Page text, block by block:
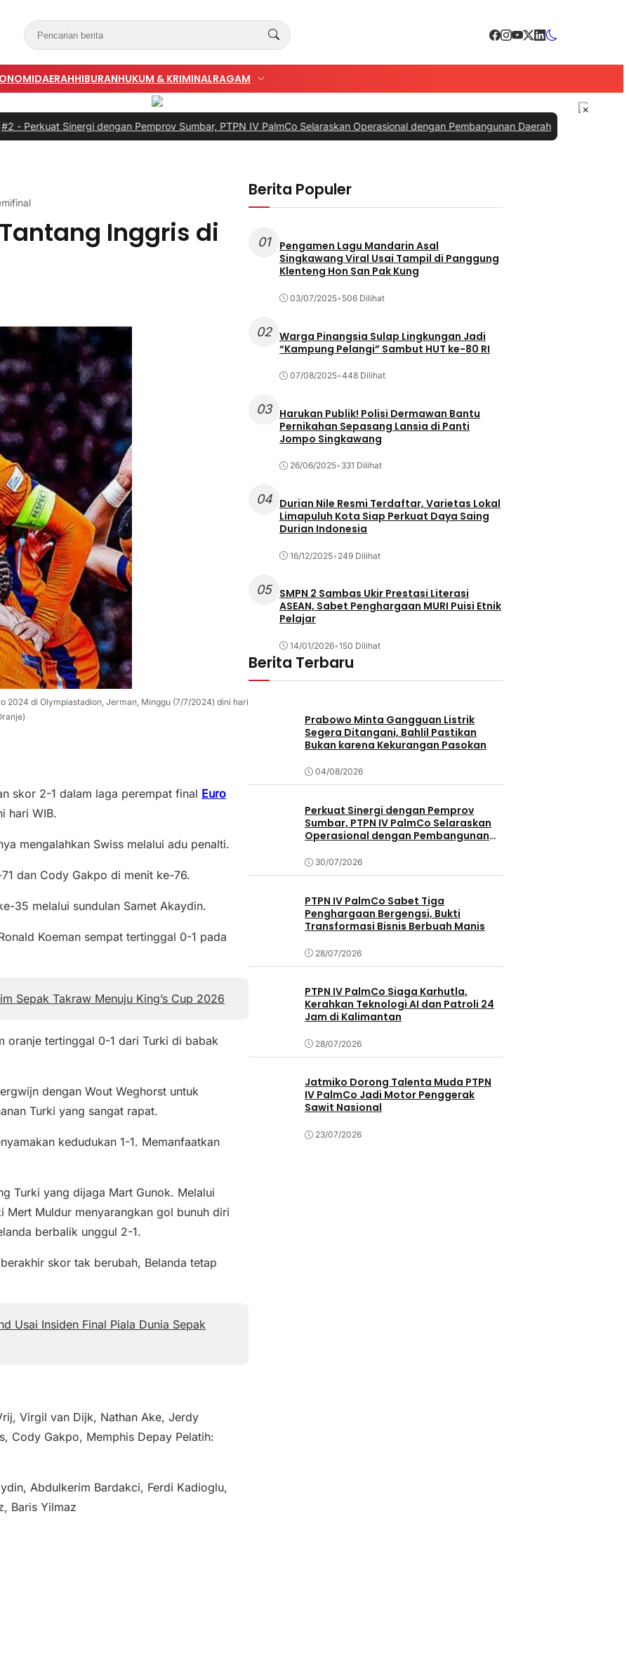
DAERAHHIBURANHUKUM & KRIMINALRAGAM
Sinergi dengan Pemprov Sumbar, PTPN IV PalmCo Selaraskan Operasional dengan Pembangunan Daerah|#3 -PTPN IV PalmCo
Inggris di
2024 di Olympiastadion, Jerman, Minggu (7/7/2024) dini hari
skor 2-1 dalam laga perempat final Euro
hari WIB.
mengalahkan Swiss melalui adu penalti.
dan Cody Gakpo di menit ke-76.
35 melalui sundulan Samet Akaydin.
Koeman sempat tertinggal 0-1 pada
Sepak Takraw Menuju King’s Cup 2026
oranje tertinggal 0-1 dari Turki di babak
dengan Wout Weghorst untuk
Turki yang sangat rapat.
kedudukan 1-1. Memanfaatkan
Turki yang dijaga Mart Gunok. Melalui
Mert Muldur menyarangkan gol bunuh diri
berbalik unggul 2-1.
skor tak berubah, Belanda tetap
Usai Insiden Final Piala Dunia Sepak
Virgil van Dijk, Nathan Ake, Jerdy
Cody Gakpo, Memphis Depay Pelatih:
Abdulkerim Bardakci, Ferdi Kadioglu,
Baris Yilmaz
Berita Populer
01
Pengamen Lagu Mandarin Asal
Singkawang Viral Usai Tampil di Panggung
Klenteng Hon San Pak Kung
03/07/2025• 506 Dilihat
02 Warga Pinangsia Sulap Lingkungan Jadi
“Kampung Pelangi” Sambut HUT ke-80 RI
07/08/2025•448 Dilihat
03 Harukan Publik! Polisi Dermawan Bantu
Pernikahan Sepasang Lansia di Panti
Jompo Singkawang
26/06/2025• 331 Dilihat
04 Durian Nile Resmi Terdaftar, Varietas Lokal
Limapuluh Kota Siap Perkuat Daya Saing
Durian Indonesia
16/12/2025• 249 Dilihat
05 SMPN 2 Sambas Ukir Prestasi Literasi
ASEAN, Sabet Penghargaan MURI Puisi Etnik
Pelajar
14/01/2026•150 Dilihat
Berita Terbaru
Prabowo Minta Gangguan Listrik
Segera Ditangani, Bahlil Pastikan
Bukan karena Kekurangan Pasokan
04/08/2026
Perkuat Sinergi dengan Pemprov
Sumbar, PTPN IV PalmCo Selaraskan
Operasional dengan Pembangunan
30/07/2026
PTPN IV PalmCo Sabet Tiga
Penghargaan Bergengsi, Bukti
Transformasi Bisnis Berbuah Manis
28/07/2026
PTPN IV PalmCo Siaga Karhutla,
Kerahkan Teknologi AI dan Patroli 24
Jam di Kalimantan
28/07/2026
Jatmiko Dorong Talenta Muda PTPN
IV PalmCo Jadi Motor Penggerak
Sawit Nasional
23/07/2026
×